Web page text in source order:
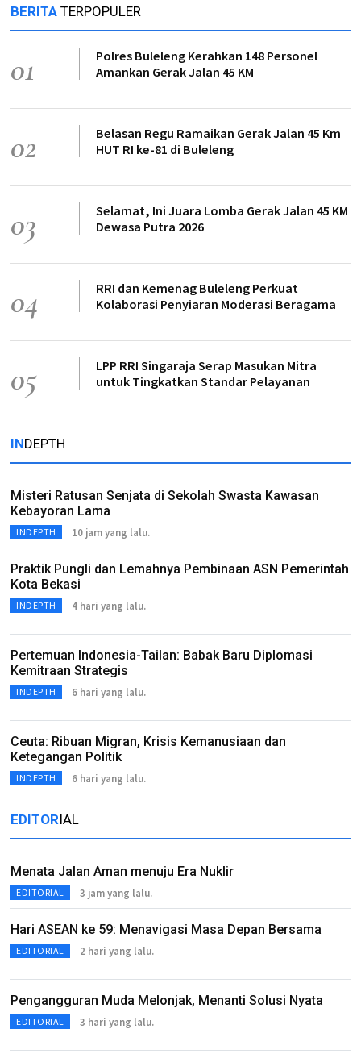
BERITA TERPOPULER
01
Polres Buleleng Kerahkan 148 Personel
Amankan Gerak Jalan 45 KM
02
Belasan Regu Ramaikan Gerak Jalan 45 Km
HUT RI ke-81 di Buleleng
03
Selamat, Ini Juara Lomba Gerak Jalan 45 KM
Dewasa Putra 2026
04
RRI dan Kemenag Buleleng Perkuat
Kolaborasi Penyiaran Moderasi Beragama
05
LPP RRI Singaraja Serap Masukan Mitra
untuk Tingkatkan Standar Pelayanan
INDEPTH
Misteri Ratusan Senjata di Sekolah Swasta Kawasan
Kebayoran Lama
INDEPTH 10 jam yang lalu.
Praktik Pungli dan Lemahnya Pembinaan ASN Pemerintah
Kota Bekasi
INDEPTH 4 hari yang lalu.
Pertemuan Indonesia-Tailan: Babak Baru Diplomasi
Kemitraan Strategis
INDEPTH 6 hari yang lalu.
Ceuta: Ribuan Migran, Krisis Kemanusiaan dan
Ketegangan Politik
INDEPTH 6 hari yang lalu.
EDITORIAL
Menata Jalan Aman menuju Era Nuklir
EDITORIAL 3 jam yang lalu.
Hari ASEAN ke 59: Menavigasi Masa Depan Bersama
EDITORIAL 2 hari yang lalu.
Pengangguran Muda Melonjak, Menanti Solusi Nyata
EDITORIAL 3 hari yang lalu.